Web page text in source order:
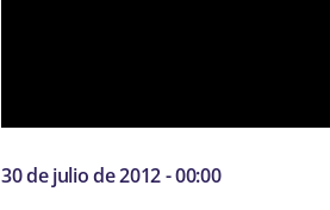
30 de julio de 2012 - 00:00